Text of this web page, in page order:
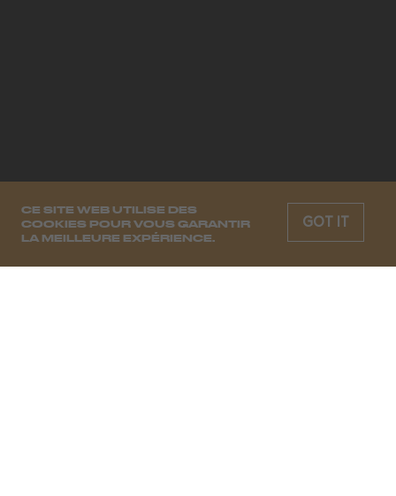
CE SITE WEB UTILISE DES
COOKIES POUR VOUS GARANTIR
LA MEILLEURE EXPÉRIENCE.
GOT IT